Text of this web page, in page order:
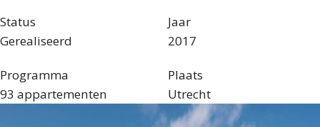
Status
Gerealiseerd
Jaar
2017
Programma
93 appartementen
Plaats
Utrecht